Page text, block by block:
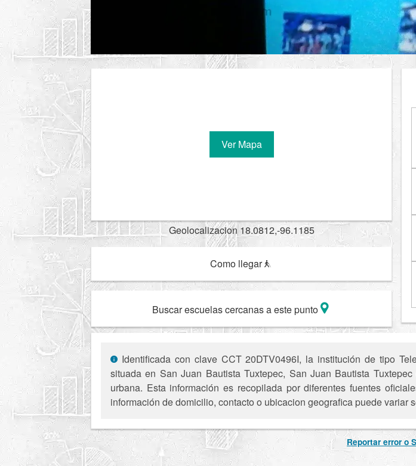
Ver Mapa
Geolocalizacion 18.0812,-96.1185
Como llegar
Buscar escuelas cercanas a este punto
Identificada con clave CCT 20DTV0496I, la institución de tipo
situada en San Juan Bautista Tuxtepec, San Juan Bautista
urbana. Esta información es recopilada por diferentes fuentes
información de domicilio, contacto o ubicacion geografica puede variar
Reportar error o